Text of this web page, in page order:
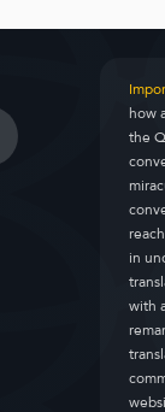
how
the
in
with